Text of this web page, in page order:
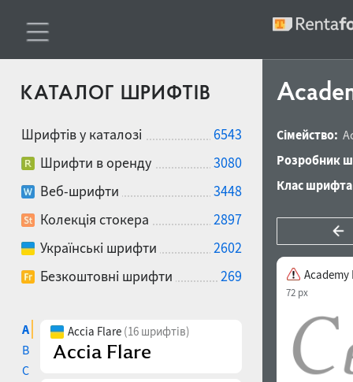
КАТАЛОГ ШРИФТІВ
Шрифтів у каталозі
6543
Шрифти в оренду
3080
Веб-шрифти
3448
Колекція стокера
2897
Українські шрифти
2602
Безкоштовні шрифти
269
A
B
C
Accia Flare (16 шрифтів)
Сімейство:
Розробник
Клас
72 px